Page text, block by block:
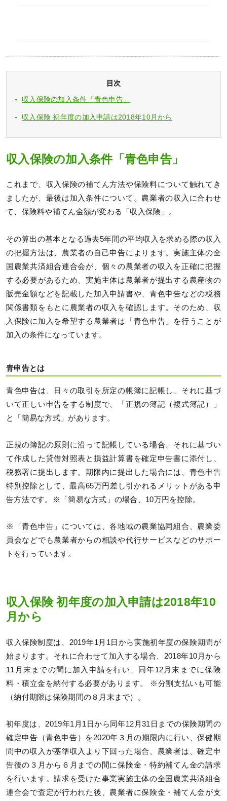
目次
収入保険の加入条件「青色申告」
収入保険 初年度の加入申請は2018年10月から
収入保険の加入条件「青色申告」
これまで、収入保険の補てん方法や保険料について触れてき
ましたが、最後は加入条件について。農業者の収入に合わせ
て、保険料や補てん金額が変わる「収入保険」。
その算出の基本となる過去5年間の平均収入を求める際の収入
の把握方法は、農業者の自己申告によります。実施主体の全
国農業共済組合連合会が、個々の農業者の収入を正確に把握
する必要があるため、実施主体は農業者が提出する農産物の
販売金額などを記載した加入申請書や、青色申告などの税務
関係書類をもとに農業者の収入を確認します。そのため、収
入保険に加入を希望する農業者は「青色申告」を行うことが
加入の条件になっています。
青申告とは
青色申告は、日々の取引を所定の帳簿に記帳し、それに基づ
いて正しい申告をする制度で、「正規の簿記（複式簿記）」
と「簡易な方式」があります。
正規の簿記の原則に沿って記帳している場合、それに基づい
て作成した貸借対照表と損益計算書を確定申告書に添付し、
税務署に提出します。期限内に提出した場合には、青色申告
特別控除として、最高65万円差し引かれるメリットがある申
告方法です。※「簡易な方式」の場合、10万円を控除。
※「青色申告」については、各地域の農業協同組合、農業委
員会などでも農業者からの相談や代行サービスなどのサポー
トを行っています。
収入保険 初年度の加入申請は2018年10
月から
収入保険制度は、2019年1月1日から実施初年度の保険期間が
始まります。それに合わせて加入する場合、2018年10月から
11月末までの間に加入申請を行い、同年12月末までに保険
料・積立金を納付する必要があります。 ※分割支払いも可能
（納付期限は保険期間の８月末まで）。
初年度は、2019年1月1日から同年12月31日までの保険期間の
確定申告（青色申告）を2020年３月の期限内に行い、保健期
間中の収入が基準収入より下回った場合、農業者は、確定申
告後の３月から６月までの間に保険金・特約補てん金の請求
を行います。請求を受けた事業実施主体の全国農業共済組合
連合会で査定が行われた後、農業者に保険金・補てん金が支